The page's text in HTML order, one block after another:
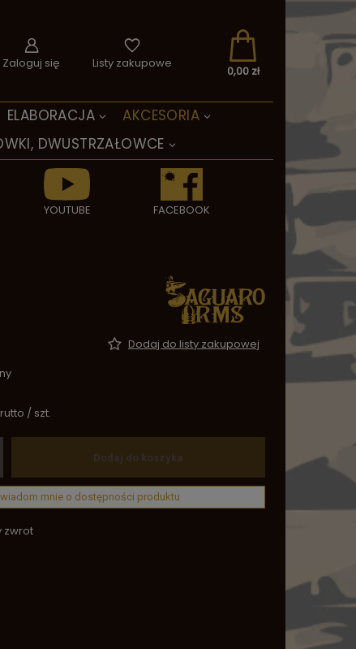
ELABORACJA
AKCESORIA
DWUSTRZAŁOWCE
YOUTUBE FACEBOOK
Zaloguj się Listy zakupowe
0,00 zł
Dodaj do listy zakupowej
/ szt.
Dodaj do koszyka
mnie o dostępności produktu
zwrot